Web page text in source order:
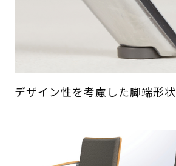
デザイン性を考慮した脚端形状